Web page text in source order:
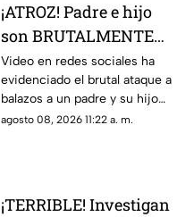
¡ATROZ! Padre e hijo
son BRUTALMENTE
atacados con arma en
riña; hay un MUERTO
(+VIDEO)
Video en redes sociales ha
evidenciado el brutal ataque a
balazos a un padre y su hijo
que dejó a un muerto; esto es
agosto 08, 2026 11:22 a. m.
¡TERRIBLE! Investigan